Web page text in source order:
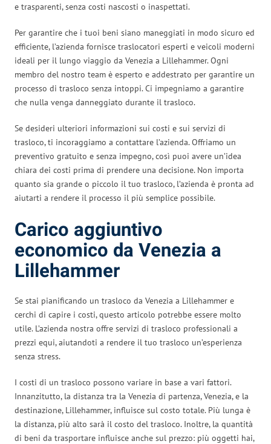
e trasparenti, senza costi nascosti o inaspettati.
Per garantire che i tuoi beni siano maneggiati in modo sicuro ed
efficiente, l’azienda fornisce traslocatori esperti e veicoli moderni
ideali per il lungo viaggio da Venezia a Lillehammer. Ogni
membro del nostro team è esperto e addestrato per garantire un
processo di trasloco senza intoppi. Ci impegniamo a garantire
che nulla venga danneggiato durante il trasloco.
Se desideri ulteriori informazioni sui costi e sui servizi di
trasloco, ti incoraggiamo a contattare l’azienda. Offriamo un
preventivo gratuito e senza impegno, così puoi avere un’idea
chiara dei costi prima di prendere una decisione. Non importa
quanto sia grande o piccolo il tuo trasloco, l’azienda è pronta ad
aiutarti a rendere il processo il più semplice possibile.
Carico aggiuntivo
economico da Venezia a
Lillehammer
Se stai pianificando un trasloco da Venezia a Lillehammer e
cerchi di capire i costi, questo articolo potrebbe essere molto
utile. L’azienda nostra offre servizi di trasloco professionali a
prezzi equi, aiutandoti a rendere il tuo trasloco un’esperienza
senza stress.
I costi di un trasloco possono variare in base a vari fattori.
Innanzitutto, la distanza tra la Venezia di partenza, Venezia, e la
destinazione, Lillehammer, influisce sul costo totale. Più lunga è
la distanza, più alto sarà il costo del trasloco. Inoltre, la quantità
di beni da trasportare influisce anche sul prezzo: più oggetti hai,